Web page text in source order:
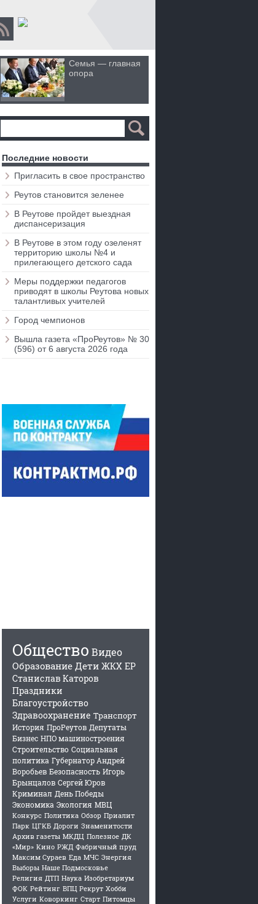
Семья — главная
опора
Последние новости
Пригласить в свое пространство
Реутов становится зеленее
В Реутове пройдет выездная
диспансеризация
В Реутове в этом году озеленят
территорию школы №4 и
прилегающего детского сада
Меры поддержки педагогов
приводят в школы Реутова новых
талантливых учителей
Город чемпионов
Вышла газета «ПроРеутов» № 30
(596) от 6 августа 2026 года
Общество Видео
Образование Дети ЖКХ ЕР
Станислав Каторов
Праздники
Благоустройство
Здравоохранение Транспорт
История ПроРеутов Депутаты
Бизнес НПО машиностроения
Строительство Социальная
политика Губернатор Андрей
Воробьев Безопасность Игорь
Брынцалов Сергей Юров
Криминал День Победы
Экономика Экология МВЦ
Конкурс Политика Обзор Приалит
Парк ЦГКБ Дороги Знаменитости
Архив газеты МКДЦ Полезное ДК
«Мир» Кино РЖД Фабричный пруд
Максим Сураев Еда МЧС Энергия
Выборы Наше Подмосковье
Религия ДТП Наука Изобретариум
ФОК Рейтинг ВПЦ Рекрут Хобби
Услуги Коворкинг Старт Питомцы